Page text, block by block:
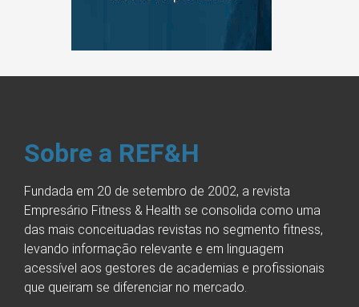
Sobre a REF&H
Fundada em 20 de setembro de 2002, a revista
Empresário Fitness & Health se consolida como uma
das mais conceituadas revistas no segmento fitness,
levando informação relevante e em linguagem
acessível aos gestores de academias e profissionais
que queiram se diferenciar no mercado.